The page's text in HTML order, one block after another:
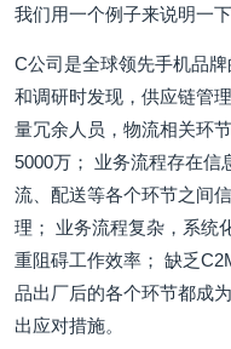
我们用一个例子来说明一下
C公司是全球领先手机品
和调研时发现，供应链管
量冗余人员，物流相关环
5000万； 业务流程存在信
流、配送等各个环节之间
理； 业务流程复杂，系统
重阻碍工作效率； 缺乏
品出厂后的各个环节都成
出应对措施。